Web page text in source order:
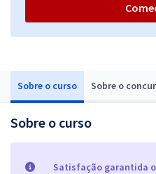
Sobre o curso Sobre o
Sobre o curso
Satisfação garantida